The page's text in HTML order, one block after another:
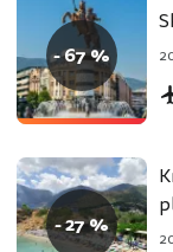
- 67 %
- 27 %